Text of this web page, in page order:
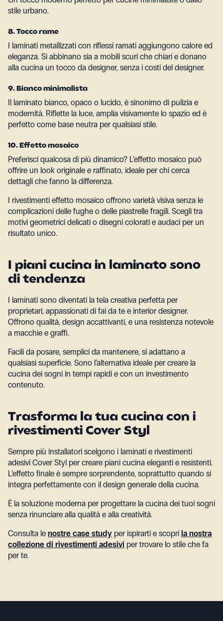
stile urbano.
8. Tocco rame
I laminati metallizzati con riflessi ramati aggiungono calore ed
eleganza. Si abbinano sia a mobili scuri che chiari e donano
alla cucina un tocco da designer, senza i costi del designer.
9. Bianco minimalista
Il laminato bianco, opaco o lucido, è sinonimo di pulizia e
modernità. Riflette la luce, amplia visivamente lo spazio ed è
perfetto come base neutra per qualsiasi stile.
10. Effetto mosaico
Preferisci qualcosa di più dinamico? L’effetto mosaico può
offrire un look originale e raffinato, ideale per chi cerca
dettagli che fanno la differenza.
I rivestimenti effetto mosaico offrono varietà visiva senza le
complicazioni delle fughe o delle piastrelle fragili. Scegli tra
motivi geometrici delicati o disegni colorati e audaci per un
risultato unico.
I piani cucina in laminato sono
di tendenza
I laminati sono diventati la tela creativa perfetta per
proprietari, appassionati di fai da te e interior designer.
Offrono qualità, design accattivanti, e una resistenza notevole
a macchie e graffi.
Facili da posare, semplici da mantenere, si adattano a
qualsiasi superficie. Sono l’alternativa ideale per creare la
cucina dei sogni in tempi rapidi e con un investimento
contenuto.
Trasforma la tua cucina con i
rivestimenti Cover Styl
Sempre più installatori scelgono i laminati e rivestimenti
adesivi Cover Styl per creare piani cucina eleganti e resistenti.
L’effetto finale è sempre sorprendente, soprattutto quando si
integra perfettamente con il design generale della cucina.
È la soluzione moderna per progettare la cucina dei tuoi sogni
senza rinunciare alla qualità e alla creatività.
Consulta le nostre case study per ispirarti e scopri la nostra
collezione di rivestimenti adesivi per trovare lo stile che fa
per te.